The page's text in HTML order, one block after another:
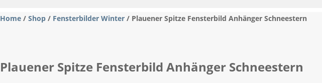
Home / Shop / Fensterbilder Winter / Plauener Spitze Fensterbild Anhänger Schneestern
Plauener Spitze Fensterbild Anhänger Schneestern